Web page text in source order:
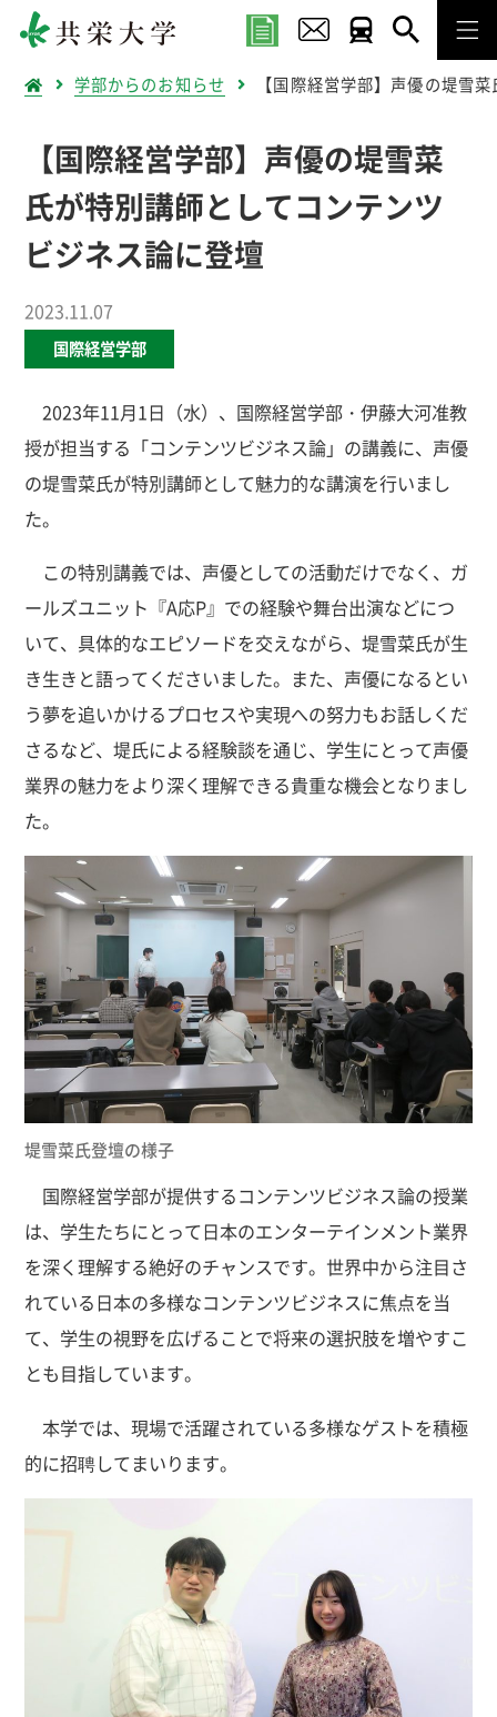
学部からのお知らせ 【国際経営学部】声優の堤雪
【国際経営学部】声優の堤雪菜
氏が特別講師としてコンテンツ
ビジネス論に登壇
2023.11.07
国際経営学部
2023年11月1日（水）、国際経営学部・伊藤大河准教
授が担当する「コンテンツビジネス論」の講義に、声優
の堤雪菜氏が特別講師として魅力的な講演を行いまし
た。
この特別講義では、声優としての活動だけでなく、ガ
ールズユニット『A応P』での経験や舞台出演などにつ
いて、具体的なエピソードを交えながら、堤雪菜氏が生
き生きと語ってくださいました。また、声優になるとい
う夢を追いかけるプロセスや実現への努力もお話しくだ
さるなど、堤氏による経験談を通じ、学生にとって声優
業界の魅力をより深く理解できる貴重な機会となりまし
た。
堤雪菜氏登壇の様子
国際経営学部が提供するコンテンツビジネス論の授業
は、学生たちにとって日本のエンターテインメント業界
を深く理解する絶好のチャンスです。世界中から注目さ
れている日本の多様なコンテンツビジネスに焦点を当
て、学生の視野を広げることで将来の選択肢を増やすこ
とも目指しています。
本学では、現場で活躍されている多様なゲストを積極
的に招聘してまいります。